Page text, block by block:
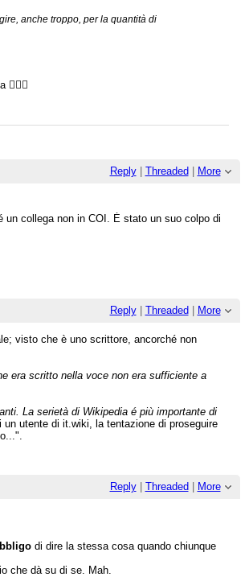
anche troppo, per la quantità di
Reply| Threaded More
un collega non in COI. È stato un suo colpo di
Reply| Threaded More
visto che è uno scrittore, ancorché non
era scritto nella voce non era sufficiente a
La serietà di Wikipedia é più importante di
utente di it.wiki, la tentazione di proseguire
Reply| Threaded More
di dire la stessa cosa quando chiunque
che dà su di se. Mah.